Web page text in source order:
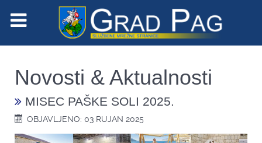
Novosti & Aktualnosti
MISEC PAŠKE SOLI 2025.
OBJAVLJENO: 03 RUJAN 2025